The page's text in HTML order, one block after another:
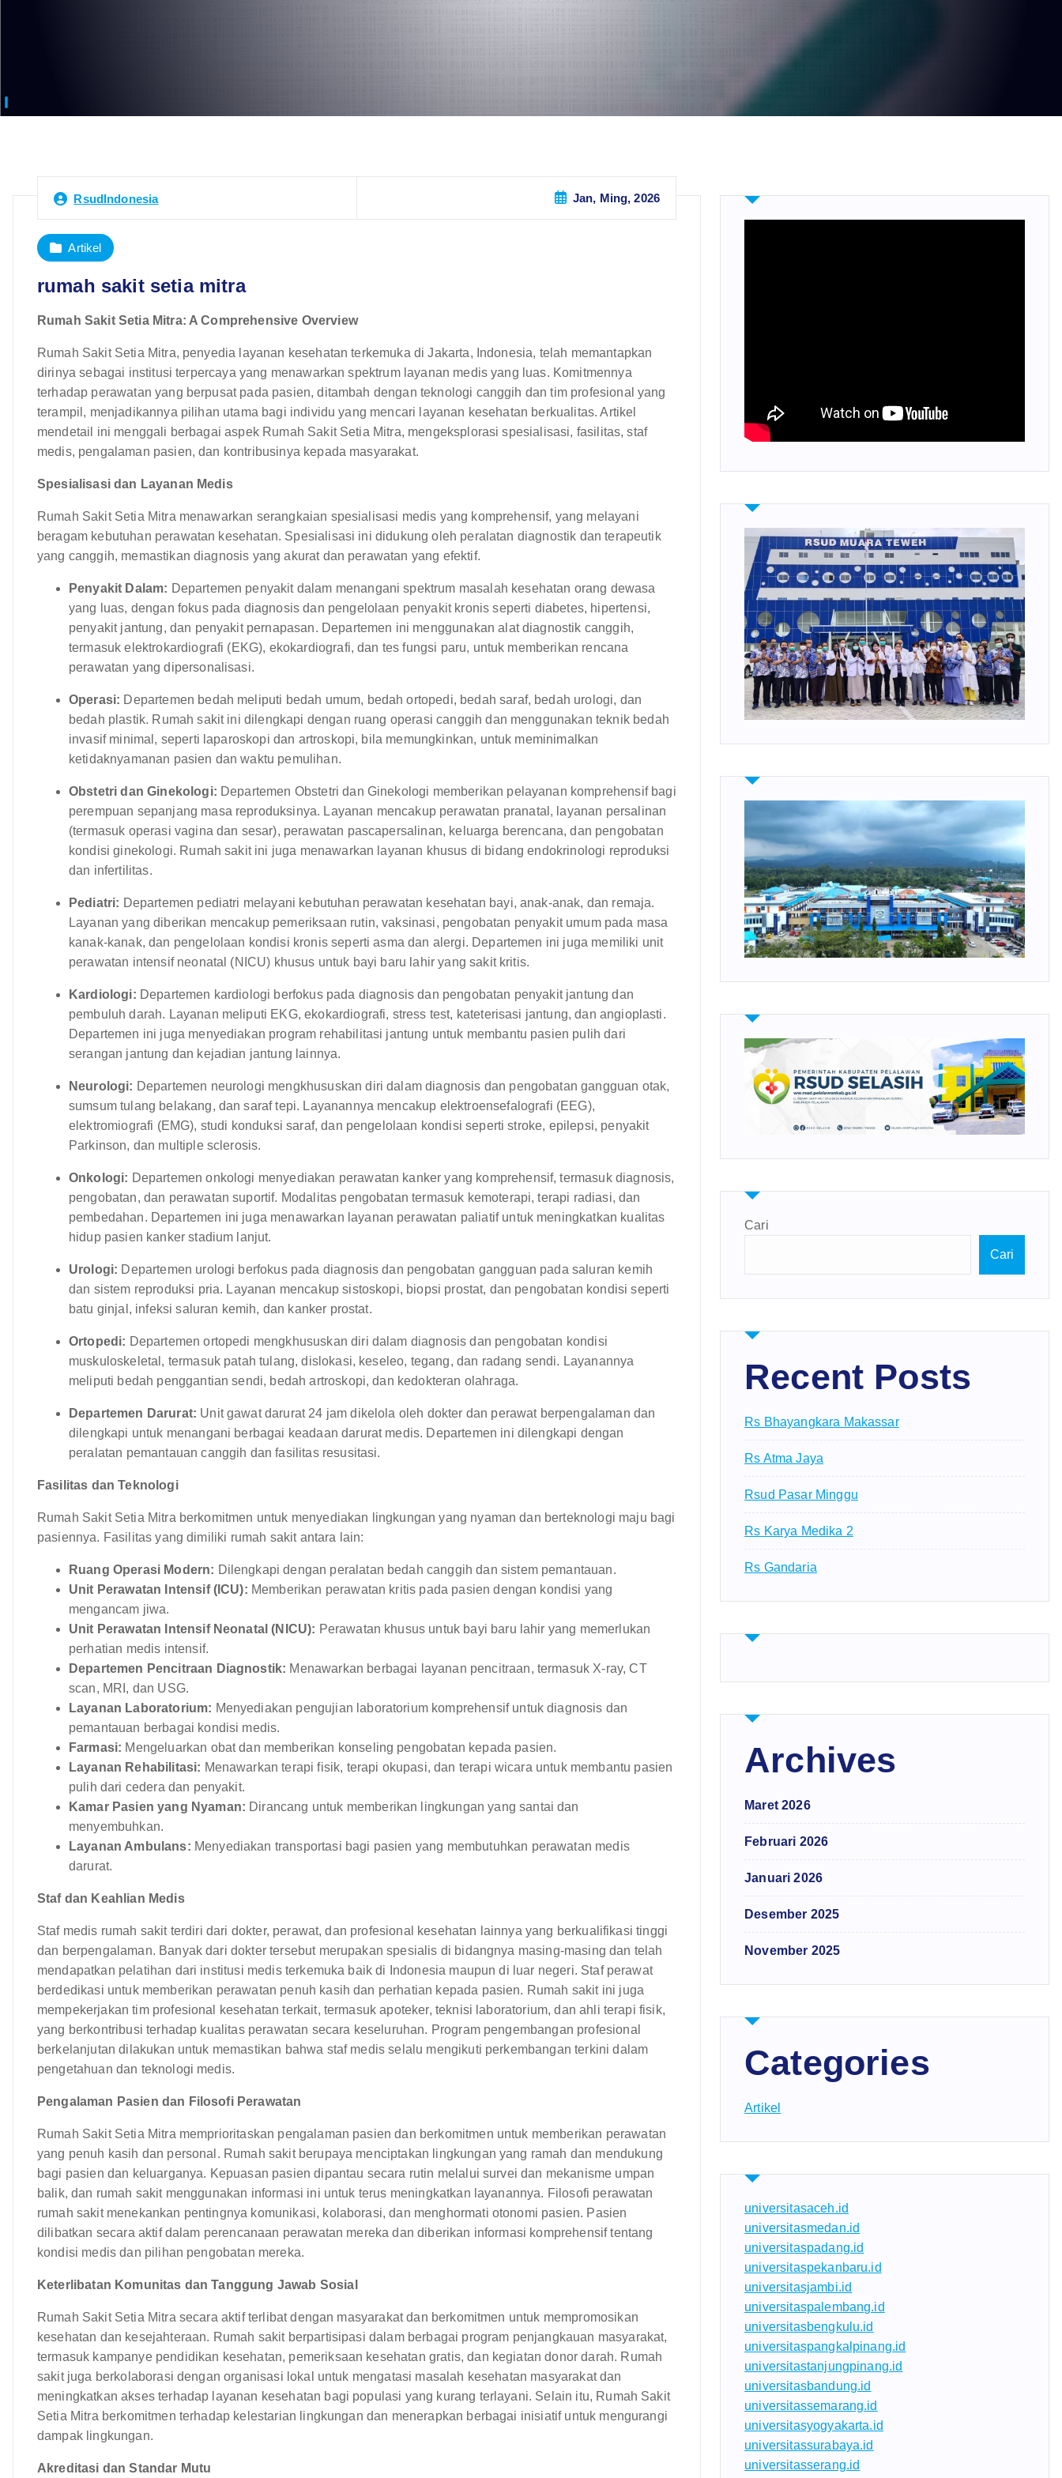
RsudIndonesia Jan, Ming, 2026
Artikel
rumah sakit setia mitra
Rumah Sakit Setia Mitra: A Comprehensive Overview
Rumah Sakit Setia Mitra, penyedia layanan kesehatan terkemuka di Jakarta, Indonesia, telah memantapkan
dirinya sebagai institusi terpercaya yang menawarkan spektrum layanan medis yang luas. Komitmennya
terhadap perawatan yang berpusat pada pasien, ditambah dengan teknologi canggih dan tim profesional yang
terampil, menjadikannya pilihan utama bagi individu yang mencari layanan kesehatan berkualitas. Artikel
mendetail ini menggali berbagai aspek Rumah Sakit Setia Mitra, mengeksplorasi spesialisasi, fasilitas, staf
medis, pengalaman pasien, dan kontribusinya kepada masyarakat.
Spesialisasi dan Layanan Medis
Rumah Sakit Setia Mitra menawarkan serangkaian spesialisasi medis yang komprehensif, yang melayani
beragam kebutuhan perawatan kesehatan. Spesialisasi ini didukung oleh peralatan diagnostik dan terapeutik
yang canggih, memastikan diagnosis yang akurat dan perawatan yang efektif.
Penyakit Dalam: Departemen penyakit dalam menangani spektrum masalah kesehatan orang dewasa
yang luas, dengan fokus pada diagnosis dan pengelolaan penyakit kronis seperti diabetes, hipertensi,
penyakit jantung, dan penyakit pernapasan. Departemen ini menggunakan alat diagnostik canggih,
termasuk elektrokardiografi (EKG), ekokardiografi, dan tes fungsi paru, untuk memberikan rencana
perawatan yang dipersonalisasi.
Operasi: Departemen bedah meliputi bedah umum, bedah ortopedi, bedah saraf, bedah urologi, dan
bedah plastik. Rumah sakit ini dilengkapi dengan ruang operasi canggih dan menggunakan teknik bedah
invasif minimal, seperti laparoskopi dan artroskopi, bila memungkinkan, untuk meminimalkan
ketidaknyamanan pasien dan waktu pemulihan.
Obstetri dan Ginekologi: Departemen Obstetri dan Ginekologi memberikan pelayanan komprehensif bagi
perempuan sepanjang masa reproduksinya. Layanan mencakup perawatan pranatal, layanan persalinan
(termasuk operasi vagina dan sesar), perawatan pascapersalinan, keluarga berencana, dan pengobatan
kondisi ginekologi. Rumah sakit ini juga menawarkan layanan khusus di bidang endokrinologi reproduksi
dan infertilitas.
Pediatri: Departemen pediatri melayani kebutuhan perawatan kesehatan bayi, anak-anak, dan remaja.
Layanan yang diberikan mencakup pemeriksaan rutin, vaksinasi, pengobatan penyakit umum pada masa
kanak-kanak, dan pengelolaan kondisi kronis seperti asma dan alergi. Departemen ini juga memiliki unit
perawatan intensif neonatal (NICU) khusus untuk bayi baru lahir yang sakit kritis.
Kardiologi: Departemen kardiologi berfokus pada diagnosis dan pengobatan penyakit jantung dan
pembuluh darah. Layanan meliputi EKG, ekokardiografi, stress test, kateterisasi jantung, dan angioplasti.
Departemen ini juga menyediakan program rehabilitasi jantung untuk membantu pasien pulih dari
serangan jantung dan kejadian jantung lainnya.
Neurologi: Departemen neurologi mengkhususkan diri dalam diagnosis dan pengobatan gangguan otak,
sumsum tulang belakang, dan saraf tepi. Layanannya mencakup elektroensefalografi (EEG),
elektromiografi (EMG), studi konduksi saraf, dan pengelolaan kondisi seperti stroke, epilepsi, penyakit
Parkinson, dan multiple sclerosis.
Onkologi: Departemen onkologi menyediakan perawatan kanker yang komprehensif, termasuk diagnosis,
pengobatan, dan perawatan suportif. Modalitas pengobatan termasuk kemoterapi, terapi radiasi, dan
pembedahan. Departemen ini juga menawarkan layanan perawatan paliatif untuk meningkatkan kualitas
hidup pasien kanker stadium lanjut.
Urologi: Departemen urologi berfokus pada diagnosis dan pengobatan gangguan pada saluran kemih
dan sistem reproduksi pria. Layanan mencakup sistoskopi, biopsi prostat, dan pengobatan kondisi seperti
batu ginjal, infeksi saluran kemih, dan kanker prostat.
Ortopedi: Departemen ortopedi mengkhususkan diri dalam diagnosis dan pengobatan kondisi
muskuloskeletal, termasuk patah tulang, dislokasi, keseleo, tegang, dan radang sendi. Layanannya
meliputi bedah penggantian sendi, bedah artroskopi, dan kedokteran olahraga.
Departemen Darurat: Unit gawat darurat 24 jam dikelola oleh dokter dan perawat berpengalaman dan
dilengkapi untuk menangani berbagai keadaan darurat medis. Departemen ini dilengkapi dengan
peralatan pemantauan canggih dan fasilitas resusitasi.
Fasilitas dan Teknologi
Rumah Sakit Setia Mitra berkomitmen untuk menyediakan lingkungan yang nyaman dan berteknologi maju bagi
pasiennya. Fasilitas yang dimiliki rumah sakit antara lain:
Ruang Operasi Modern: Dilengkapi dengan peralatan bedah canggih dan sistem pemantauan.
Unit Perawatan Intensif (ICU): Memberikan perawatan kritis pada pasien dengan kondisi yang
mengancam jiwa.
Unit Perawatan Intensif Neonatal (NICU): Perawatan khusus untuk bayi baru lahir yang memerlukan
perhatian medis intensif.
Departemen Pencitraan Diagnostik: Menawarkan berbagai layanan pencitraan, termasuk X-ray, CT
scan, MRI, dan USG.
Layanan Laboratorium: Menyediakan pengujian laboratorium komprehensif untuk diagnosis dan
pemantauan berbagai kondisi medis.
Farmasi: Mengeluarkan obat dan memberikan konseling pengobatan kepada pasien.
Layanan Rehabilitasi: Menawarkan terapi fisik, terapi okupasi, dan terapi wicara untuk membantu pasien
pulih dari cedera dan penyakit.
Kamar Pasien yang Nyaman: Dirancang untuk memberikan lingkungan yang santai dan
menyembuhkan.
Layanan Ambulans: Menyediakan transportasi bagi pasien yang membutuhkan perawatan medis
darurat.
Staf dan Keahlian Medis
Staf medis rumah sakit terdiri dari dokter, perawat, dan profesional kesehatan lainnya yang berkualifikasi tinggi
dan berpengalaman. Banyak dari dokter tersebut merupakan spesialis di bidangnya masing-masing dan telah
mendapatkan pelatihan dari institusi medis terkemuka baik di Indonesia maupun di luar negeri. Staf perawat
berdedikasi untuk memberikan perawatan penuh kasih dan perhatian kepada pasien. Rumah sakit ini juga
mempekerjakan tim profesional kesehatan terkait, termasuk apoteker, teknisi laboratorium, dan ahli terapi fisik,
yang berkontribusi terhadap kualitas perawatan secara keseluruhan. Program pengembangan profesional
berkelanjutan dilakukan untuk memastikan bahwa staf medis selalu mengikuti perkembangan terkini dalam
pengetahuan dan teknologi medis.
Pengalaman Pasien dan Filosofi Perawatan
Rumah Sakit Setia Mitra memprioritaskan pengalaman pasien dan berkomitmen untuk memberikan perawatan
yang penuh kasih dan personal. Rumah sakit berupaya menciptakan lingkungan yang ramah dan mendukung
bagi pasien dan keluarganya. Kepuasan pasien dipantau secara rutin melalui survei dan mekanisme umpan
balik, dan rumah sakit menggunakan informasi ini untuk terus meningkatkan layanannya. Filosofi perawatan
rumah sakit menekankan pentingnya komunikasi, kolaborasi, dan menghormati otonomi pasien. Pasien
dilibatkan secara aktif dalam perencanaan perawatan mereka dan diberikan informasi komprehensif tentang
kondisi medis dan pilihan pengobatan mereka.
Keterlibatan Komunitas dan Tanggung Jawab Sosial
Rumah Sakit Setia Mitra secara aktif terlibat dengan masyarakat dan berkomitmen untuk mempromosikan
kesehatan dan kesejahteraan. Rumah sakit berpartisipasi dalam berbagai program penjangkauan masyarakat,
termasuk kampanye pendidikan kesehatan, pemeriksaan kesehatan gratis, dan kegiatan donor darah. Rumah
sakit juga berkolaborasi dengan organisasi lokal untuk mengatasi masalah kesehatan masyarakat dan
meningkatkan akses terhadap layanan kesehatan bagi populasi yang kurang terlayani. Selain itu, Rumah Sakit
Setia Mitra berkomitmen terhadap kelestarian lingkungan dan menerapkan berbagai inisiatif untuk mengurangi
dampak lingkungan.
Akreditasi dan Standar Mutu
Cari
Cari
Recent Posts
Rs Bhayangkara Makassar
Rs Atma Jaya
Rsud Pasar Minggu
Rs Karya Medika 2
Rs Gandaria
Archives
Maret 2026
Februari 2026
Januari 2026
Desember 2025
November 2025
Categories
Artikel
universitasaceh.id
universitasmedan.id
universitaspadang.id
universitaspekanbaru.id
universitasjambi.id
universitaspalembang.id
universitasbengkulu.id
universitaspangkalpinang.id
universitastanjungpinang.id
universitasbandung.id
universitassemarang.id
universitasyogyakarta.id
universitassurabaya.id
universitasserang.id